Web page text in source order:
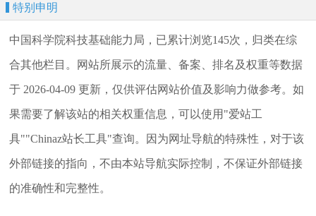
特别申明
中国科学院科技基础能力局，已累计浏览145次，归类在综
合其他栏目。网站所展示的流量、备案、排名及权重等数据
于 2026-04-09 更新，仅供评估网站价值及影响力做参考。如
果需要了解该站的相关权重信息，可以使用"爱站工
具""Chinaz站长工具"查询。因为网址导航的特殊性，对于该
外部链接的指向，不由本站导航实际控制，不保证外部链接
的准确性和完整性。